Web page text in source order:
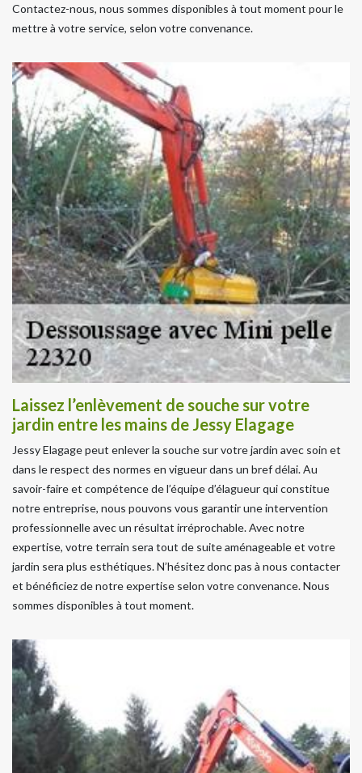
Contactez-nous, nous sommes disponibles à tout moment pour le
mettre à votre service, selon votre convenance.
Laissez l’enlèvement de souche sur votre
jardin entre les mains de Jessy Elagage
Jessy Elagage peut enlever la souche sur votre jardin avec soin et
dans le respect des normes en vigueur dans un bref délai. Au
savoir-faire et compétence de l’équipe d’élagueur qui constitue
notre entreprise, nous pouvons vous garantir une intervention
professionnelle avec un résultat irréprochable. Avec notre
expertise, votre terrain sera tout de suite aménageable et votre
jardin sera plus esthétiques. N’hésitez donc pas à nous contacter
et bénéficiez de notre expertise selon votre convenance. Nous
sommes disponibles à tout moment.